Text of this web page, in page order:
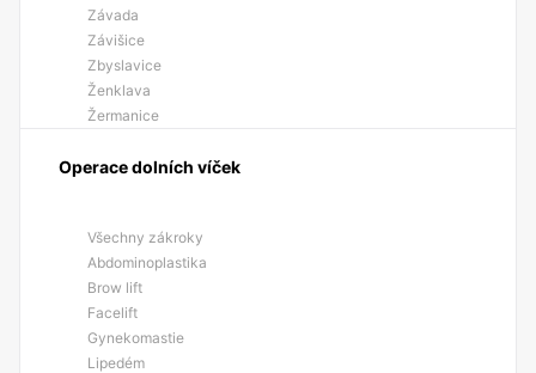
Závada
Závišice
Zbyslavice
Ženklava
Žermanice
Operace dolních víček
Všechny zákroky
Abdominoplastika
Brow lift
Facelift
Gynekomastie
Lipedém